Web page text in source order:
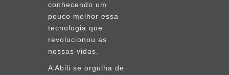
conhecendo um
pouco melhor essa
tecnologia que
revolucionou as
nossas vidas.
A Abili se orgulha de